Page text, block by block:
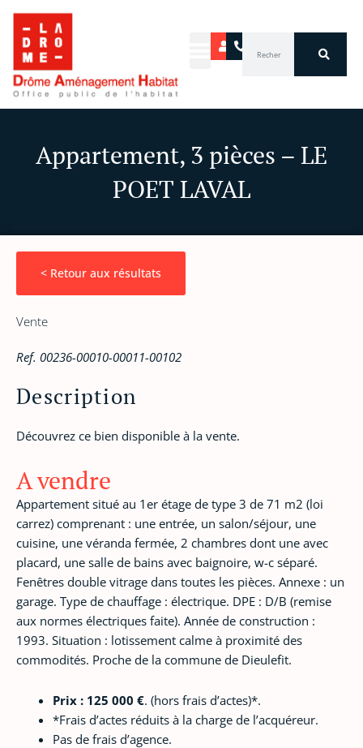
Aller
contenu
Appartement, 3 pièces – LE
POET LAVAL
< Retour aux résultats
Vente
Ref. 00236-00010-00011-00102
Description
Découvrez ce bien disponible à la vente.
A vendre
Appartement situé au 1er étage de type 3 de 71 m2 (loi
carrez) comprenant : une entrée, un salon/séjour, une
cuisine, une véranda fermée, 2 chambres dont une avec
placard, une salle de bains avec baignoire, w-c séparé.
Fenêtres double vitrage dans toutes les pièces. Annexe : un
garage. Type de chauffage : électrique. DPE : D/B (remise
aux normes électriques faite). Année de construction :
1993. Situation : lotissement calme à proximité des
commodités. Proche de la commune de Dieulefit.
Prix : 125 000 €. (hors frais d’actes)*.
‎*Frais d’actes réduits à la charge de l’acquéreur.
Pas de frais d’agence.